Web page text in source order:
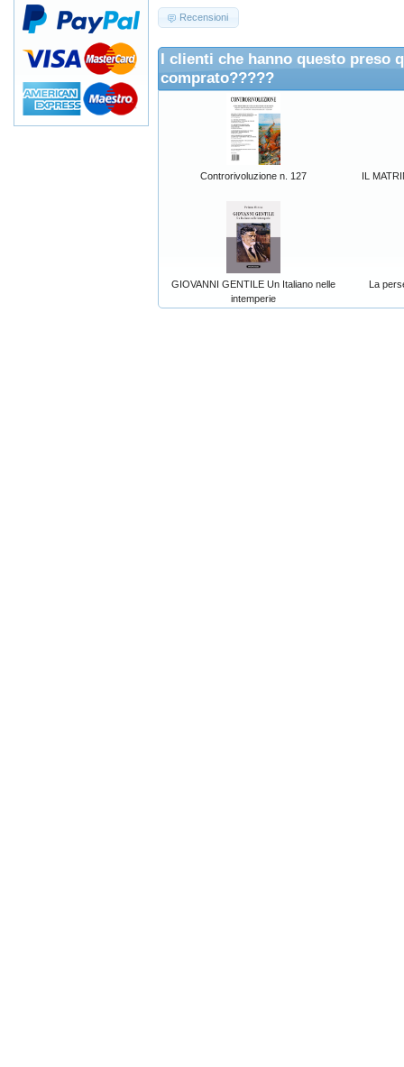
Recensioni
I clienti che hanno questo preso
comprato?????
Controrivoluzione n. 127 IL
GIOVANNI GENTILE Un Italiano nelle
intemperie
La